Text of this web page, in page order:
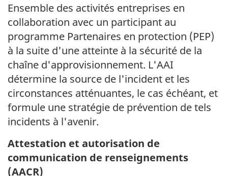
Ensemble des activités entreprises en
collaboration avec un participant au
programme Partenaires en protection (PEP)
à la suite d'une atteinte à la sécurité de la
chaîne d'approvisionnement. L'AAI
détermine la source de l'incident et les
circonstances atténuantes, le cas échéant, et
formule une stratégie de prévention de tels
incidents à l'avenir.
Attestation et autorisation de
communication de renseignements
(AACR)